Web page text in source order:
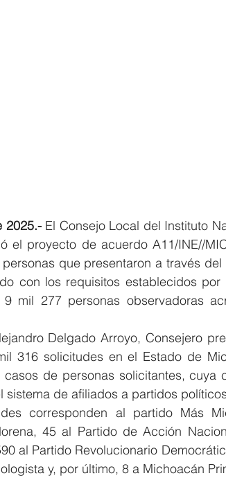
2025.- El Consejo Local del Instituto
el proyecto de acuerdo A11/INE//
que presentaron a través
con los requisitos establecidos por
mil 277 personas observadoras
Delgado Arroyo, Consejero
316 solicitudes en el Estado de
de personas solicitantes, cuya
de afiliados a partidos
corresponden al partido Más
45 al Partido de Acción
al Partido Revolucionario
y, por último, 8 a Michoacán